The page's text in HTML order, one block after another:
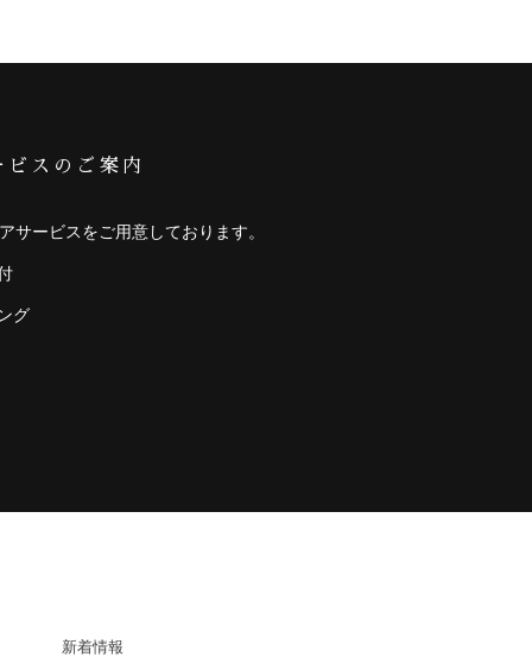
スのご案内
サービスをご用意しております。
グ
新着情報